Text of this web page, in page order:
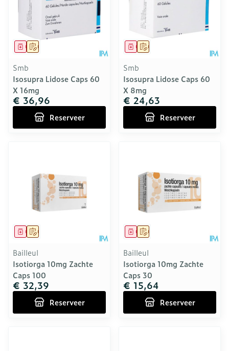
Op voorschrift
Geneesmiddel
Smb
Isosupra Lidose Caps 60
X 16mg
€ 36,96
Reserveer
Op voorschrift
Geneesmiddel
Smb
Isosupra Lidose Caps 60
X 8mg
€ 24,63
Reserveer
Op voorschrift
Geneesmiddel
Bailleul
Isotiorga 10mg Zachte
Caps 100
€ 32,39
Reserveer
Op voorschrift
Geneesmiddel
Bailleul
Isotiorga 10mg Zachte
Caps 30
€ 15,64
Reserveer